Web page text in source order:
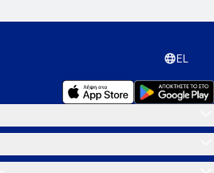
EL